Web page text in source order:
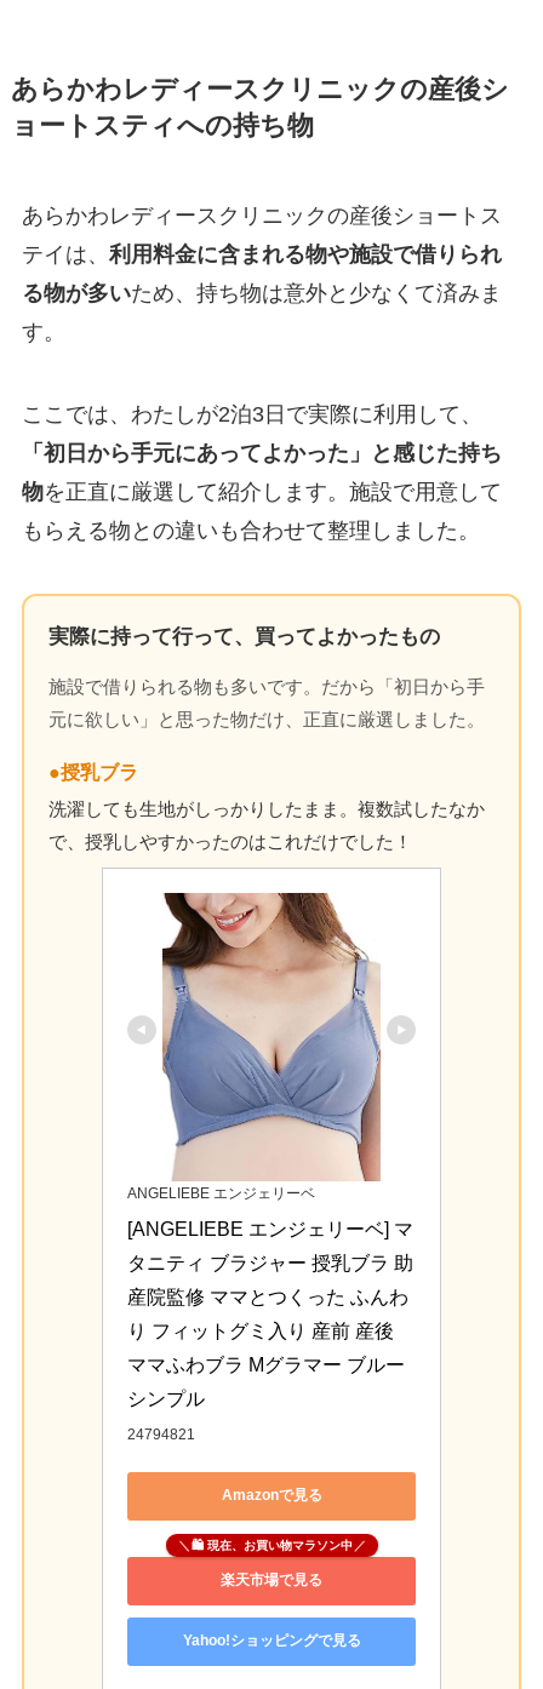
あらかわレディースクリニックの産後シ
ョートスティへの持ち物
あらかわレディースクリニックの産後ショートス
テイは、 利用料金に含まれる物や施設で借りられ
る物が多いため、持ち物は意外と少なくて済みま
す。
ここでは、わたしが2泊3日で実際に利用して、
「初日から手元にあってよかった」と感じた持ち
物を正直に厳選して紹介します。施設で用意して
もらえる物との違いも合わせて整理しました。
実際に持って行って、買ってよかったもの
施設で借りられる物も多いです。だから「初日から手
元に欲しい」と思った物だけ、正直に厳選しました。
●授乳ブラ
洗濯しても生地がしっかりしたまま。複数試したなか
で、授乳しやすかったのはこれだけでした！
ANGELIEBE エンジェリーベ
[ANGELIEBE エンジェリーベ] マ
タニティ ブラジャー 授乳ブラ 助
産院監修 ママとつくった ふんわ
り フィットグミ入り 産前 産後
ママふわブラ Mグラマー ブルー
シンプル
24794821
Amazonで見る
🛍 現在、お買い物マラソン中
楽天市場で見る
Yahoo!ショッピングで見る